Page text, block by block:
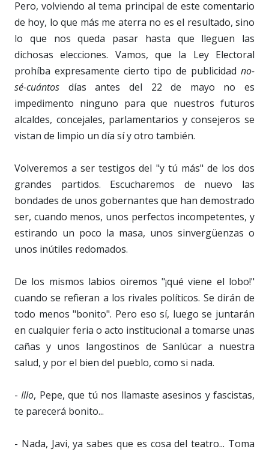
Pero, volviendo al tema principal de este comentario
de hoy, lo que más me aterra no es el resultado, sino
lo que nos queda pasar hasta que lleguen las
dichosas elecciones. Vamos, que la Ley Electoral
prohíba expresamente cierto tipo de publicidad no-
sé-cuántos días antes del 22 de mayo no es
impedimento ninguno para que nuestros futuros
alcaldes, concejales, parlamentarios y consejeros se
vistan de limpio un día sí y otro también.
Volveremos a ser testigos del "y tú más" de los dos
grandes partidos. Escucharemos de nuevo las
bondades de unos gobernantes que han demostrado
ser, cuando menos, unos perfectos incompetentes, y
estirando un poco la masa, unos sinvergüenzas o
unos inútiles redomados.
De los mismos labios oiremos "¡qué viene el lobo!"
cuando se refieran a los rivales políticos. Se dirán de
todo menos "bonito". Pero eso sí, luego se juntarán
en cualquier feria o acto institucional a tomarse unas
cañas y unos langostinos de Sanlúcar a nuestra
salud, y por el bien del pueblo, como si nada.
-Illo, Pepe, que tú nos llamaste asesinos y fascistas,
te parecerá bonito...
- Nada, Javi, ya sabes que es cosa del teatro... Toma